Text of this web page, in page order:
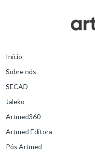
Início
Sobre nós
SECAD
Jaleko
Artmed360
Artmed Editora
Pós Artmed